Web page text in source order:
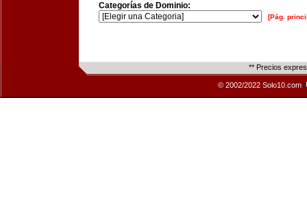
Categorías de Dominio:
[Pág.
** Precios
© 2002/2022 Solo10.com